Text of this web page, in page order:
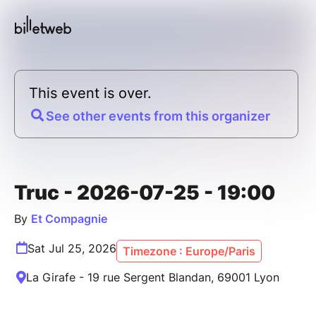
This event is over.
See other events from this organizer
Truc - 2026-07-25 - 19:00
By Et Compagnie
Sat Jul 25, 2026 Timezone : Europe/Paris
La Girafe - 19 rue Sergent Blandan, 69001 Lyon